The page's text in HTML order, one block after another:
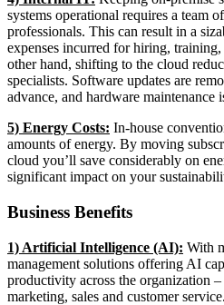
systems operational requires a team
professionals. This can result in a
expenses incurred for hiring,
other hand, shifting to the cloud
specialists. Software updates are
advance, and hardware maintenance
5) Energy Costs: In-house
amounts of energy. By moving
cloud you’ll save considerably on
significant impact on your
Business Benefits
1) Artificial Intelligence (AI): With
management solutions offering AI
productivity across the organization
marketing, sales and customer service.